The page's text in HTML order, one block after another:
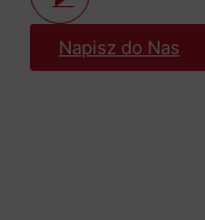
Napisz do Nas